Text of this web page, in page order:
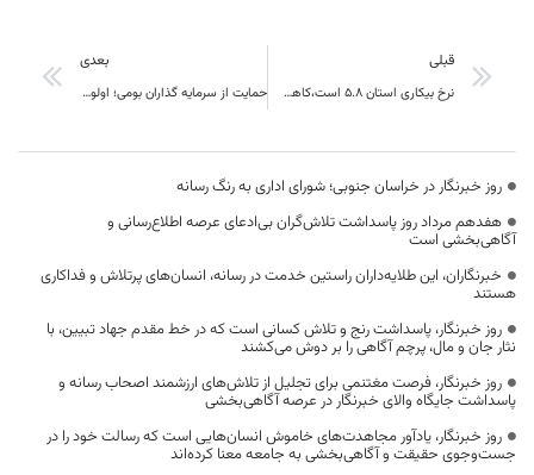
قبلی
نرخ بیکاری استان ۵.۸ است،کاهش ۲ درصد این نرخ در خراسان جنوبی
بعدی
حمایت از سرمایه گذاران بومی؛ اولویت ردیف اول خراسان جنوبی
روز خبرنگار در خراسان جنوبی؛ شورای اداری به رنگ رسانه
هفدهم مرداد روز پاسداشت تلاش‌گران بی‌ادعای عرصه اطلاع‌رسانی و
آگاهی‌بخشی است
خبرنگاران، این طلایه‌داران راستین خدمت در رسانه، انسان‌های پرتلاش و فداکاری
هستند
روز خبرنگار، پاسداشت رنج و تلاش کسانی است که در خط مقدم جهاد تبیین، با
نثار جان و مال، پرچم آگاهی را بر دوش می‌کشند
روز خبرنگار، فرصت مغتنمی برای تجلیل از تلاش‌های ارزشمند اصحاب رسانه و
پاسداشت جایگاه والای خبرنگار در عرصه آگاهی‌بخشی
روز خبرنگار، یادآور مجاهدت‌های خاموش انسان‌هایی است که رسالت خود را در
جست‌وجوی حقیقت و آگاهی‌بخشی به جامعه معنا کرده‌اند